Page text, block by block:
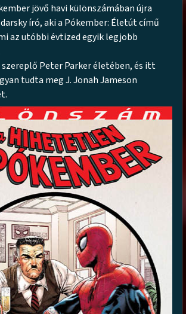
jövő havi különszámában újra
író, aki a Pókember: Életút című
az utóbbi évtized egyik legjobb
szereplő Peter Parker életében, és itt
tudta meg J. Jonah Jameson